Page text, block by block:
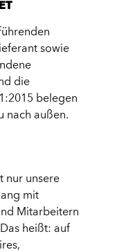
sowie
die
belegen
nach außen.
nur unsere
mit
Mitarbeitern
heißt: auf